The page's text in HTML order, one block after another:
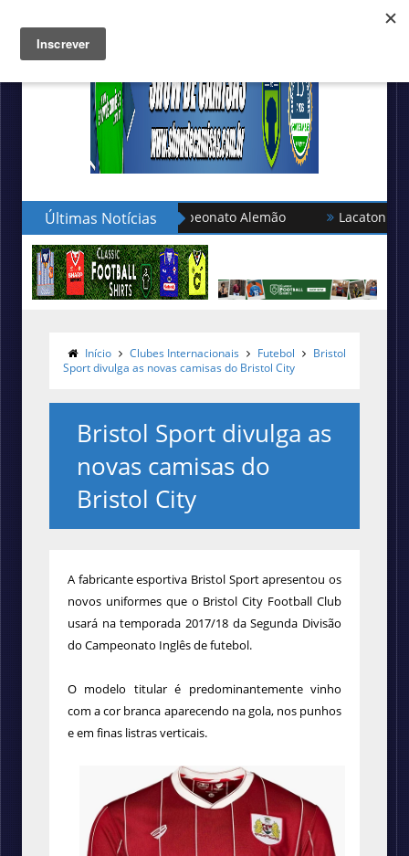
Últimas Notícias
turca no Campeonato Alemão Lacatoni lança as
Início Clubes Internacionais Futebol
Bristol
Sport divulga as novas camisas do Bristol City
Bristol Sport divulga as
novas camisas do
Bristol City
A fabricante esportiva Bristol Sport apresentou os
novos uniformes que o Bristol City Football Club
usará na temporada 2017/18 da Segunda Divisão
do Campeonato Inglês de futebol.
O modelo titular é predominantemente vinho
com a cor branca aparecendo na gola, nos punhos
e em finas listras verticais.